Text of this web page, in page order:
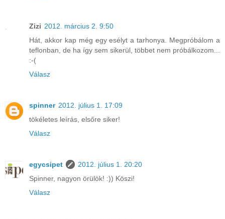
Zizi 2012. március 2. 9:50
Hát, akkor kap még egy esélyt a tarhonya. Megpróbálom a
teflonban, de ha így sem sikerül, többet nem próbálkozom...
:-(
Válasz
spinner 2012. július 1. 17:09
tökéletes leírás, elsőre siker!
Válasz
egycsipet
2012. július 1. 20:20
Spinner, nagyon örülök! :)) Köszi!
Válasz